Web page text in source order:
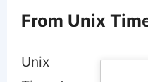
From Unix
Unix